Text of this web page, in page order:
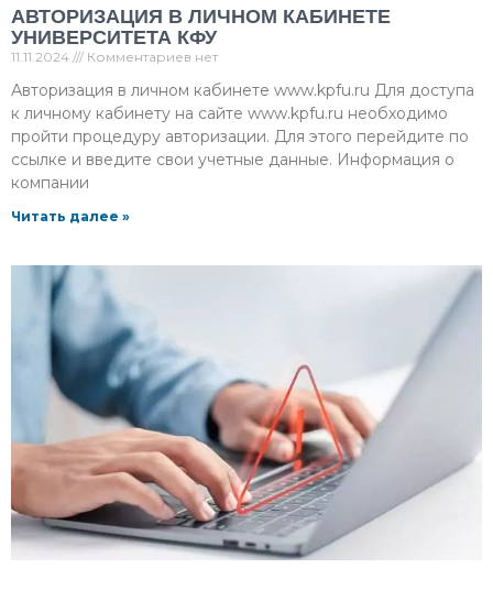
АВТОРИЗАЦИЯ В ЛИЧНОМ КАБИНЕТЕ
УНИВЕРСИТЕТА КФУ
11.11.2024 Комментариев нет
Авторизация в личном кабинете www.kpfu.ru Для доступа
к личному кабинету на сайте www.kpfu.ru необходимо
пройти процедуру авторизации. Для этого перейдите по
ссылке и введите свои учетные данные. Информация о
компании
Читать далее »